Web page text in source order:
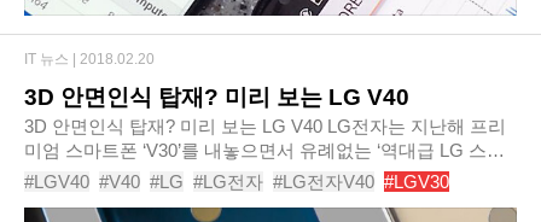
3D 안면인식 탑재? 미리 보는 LG V40
3D 안면인식 탑재? 미리 보는 LG V40 LG전자는 지난해 프리
미엄 스마트폰 ‘V30’를 내놓으면서 유례없는 ‘역대급 LG 스마
트폰’이라는 찬사를 받았다. 삼성전자의 갤럭시노트 시리즈를
겨냥한 듯 연필(노트)을 부러뜨려 ‘V’..
#LGV40 #V40 #LG #LG전자 #LG전자V40 #LGV30
#LGG7 #LGG6 #콘셉트디자인 #루머
IT 뉴스 | 2018.02.20